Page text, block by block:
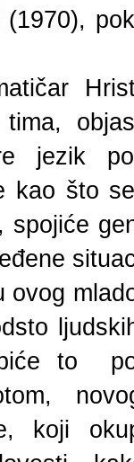
(1970),
jezik
kao što
spojiće
to
koji